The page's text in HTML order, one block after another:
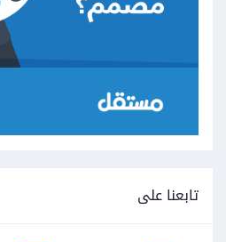
تابعنا على